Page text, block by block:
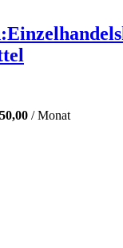
/ Monat